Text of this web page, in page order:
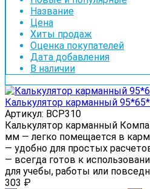
Название
Цена
Хиты продаж
Оценка покупателей
Дата добавления
В наличии
Калькулятор карманный
Артикул: BCP310
Калькулятор карманный
мм — легко помещается в
— удобно для простых
— всегда готов к
для учебы, работы или
303 ₽